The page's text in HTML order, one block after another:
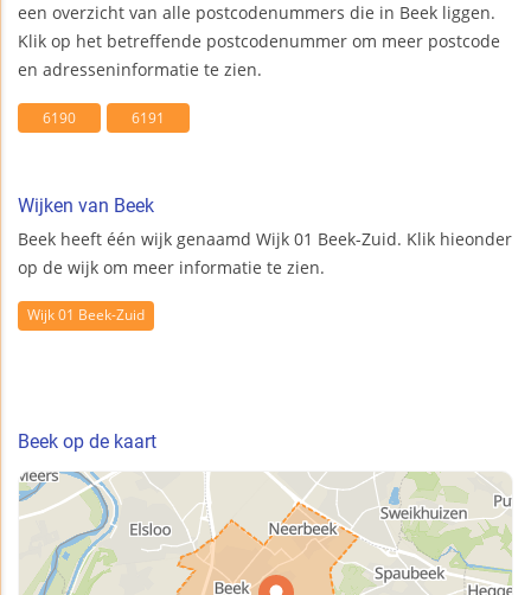
een overzicht van alle postcodenummers die in Beek liggen.
Klik op het betreffende postcodenummer om meer postcode
en adresseninformatie te zien.
6190 6191
Wijken van Beek
Beek heeft één wijk genaamd Wijk 01 Beek-Zuid. Klik hieonder
op de wijk om meer informatie te zien.
Wijk 01 Beek-Zuid
Beek op de kaart